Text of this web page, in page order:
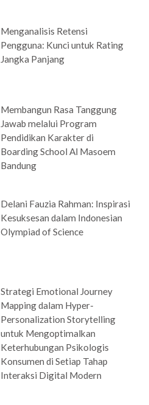
Menganalisis Retensi
Pengguna: Kunci untuk Rating
Jangka Panjang
Membangun Rasa Tanggung
Jawab melalui Program
Pendidikan Karakter di
Boarding School Al Masoem
Bandung
Delani Fauzia Rahman: Inspirasi
Kesuksesan dalam Indonesian
Olympiad of Science
Strategi Emotional Journey
Mapping dalam Hyper-
Personalization Storytelling
untuk Mengoptimalkan
Keterhubungan Psikologis
Konsumen di Setiap Tahap
Interaksi Digital Modern